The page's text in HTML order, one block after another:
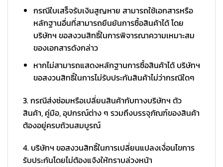
กรณีใบเสร็จรับเงินสูญหาย สามารถใช้เอกสารหรือ
หลักฐานอื่นที่สามารถยืนยันการซื้อสินค้าได้ โดย
บริษัทฯ ขอสงวนสิทธิ์ในการพิจารณาความเหมาะสม
ของเอกสารดังกล่าว
หากไม่สามารถแสดงหลักฐานการซื้อสินค้าได้ บริษัทฯ
ขอสงวนสิทธิ์ในการไม่รับประกันสินค้าไม่ว่ากรณีใดๆ
3. กรณีส่งซ่อมหรือเปลี่ยนสินค้ากับทางบริษัทฯ ตัว
สินค้า, คู่มือ, อุปกรณ์ต่าง ๆ รวมถึงบรรจุภัณฑ์ของสินค้า
ต้องอยู่ครบถ้วนสมบูรณ์
4. บริษัทฯ ขอสงวนสิทธิ์ในการเปลี่ยนแปลงเงื่อนไขการ
รับประกันโดยไม่ต้องแจ้งให้ทราบล่วงหน้า